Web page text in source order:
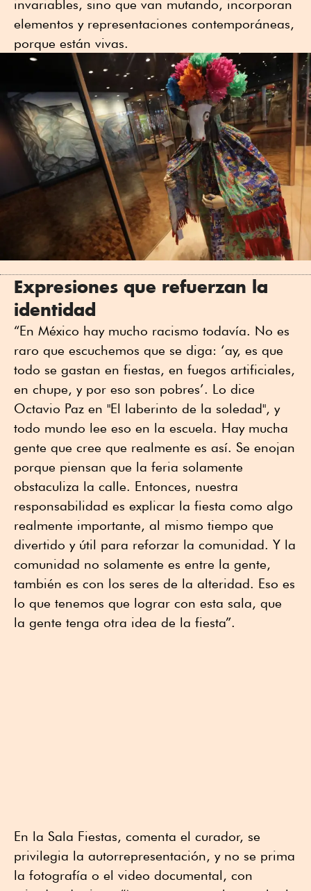
invariables, sino que van mutando, incorporan
elementos y representaciones contemporáneas,
porque están vivas.
Expresiones que refuerzan la
identidad
“En México hay mucho racismo todavía. No es
raro que escuchemos que se diga: ‘ay, es que
todo se gastan en fiestas, en fuegos artificiales,
en chupe, y por eso son pobres’. Lo dice
Octavio Paz en "El laberinto de la soledad", y
todo mundo lee eso en la escuela. Hay mucha
gente que cree que realmente es así. Se enojan
porque piensan que la feria solamente
obstaculiza la calle. Entonces, nuestra
responsabilidad es explicar la fiesta como algo
realmente importante, al mismo tiempo que
divertido y útil para reforzar la comunidad. Y la
comunidad no solamente es entre la gente,
también es con los seres de la alteridad. Eso es
lo que tenemos que lograr con esta sala, que
la gente tenga otra idea de la fiesta”.
En la Sala Fiestas, comenta el curador, se
privilegia la autorrepresentación, y no se prima
la fotografía o el video documental, con